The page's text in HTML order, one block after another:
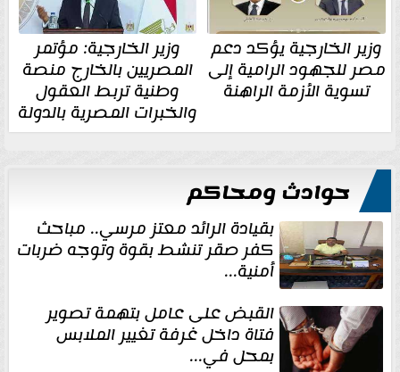
وزير الخارجية يؤكد دعم
مصر للجهود الرامية إلى
تسوية الأزمة الراهنة
وزير الخارجية: مؤتمر
المصريين بالخارج منصة
وطنية تربط العقول
والخبرات المصرية بالدولة
حوادث ومحاكم
بقيادة الرائد معتز مرسي.. مباحث
كفر صقر تنشط بقوة وتوجه ضربات
أمنية...
القبض على عامل بتهمة تصوير
فتاة داخل غرفة تغيير الملابس
بمحل في...